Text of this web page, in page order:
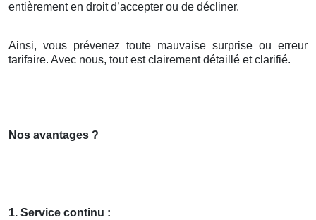
entièrement en droit d’accepter ou de décliner.
Ainsi, vous prévenez toute mauvaise surprise ou erreur
tarifaire. Avec nous, tout est clairement détaillé et clarifié.
Nos avantages ?
1. Service continu :